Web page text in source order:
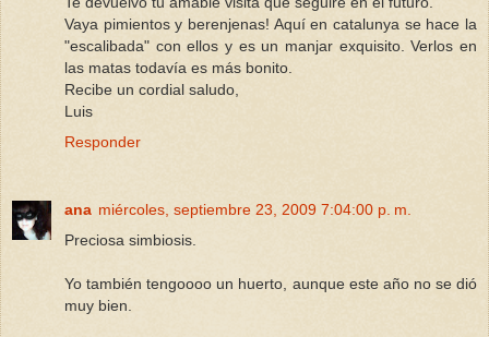
Vaya pimientos y berenjenas! Aquí en catalunya se hace la
"escalibada" con ellos y es un manjar exquisito. Verlos en
las matas todavía es más bonito.
Recibe un cordial saludo,
Luis
Responder
ana miércoles, septiembre 23, 2009 7:04:00 p. m.
Preciosa simbiosis.
Yo también tengoooo un huerto, aunque este año no se dió
muy bien.